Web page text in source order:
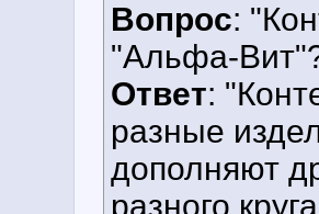
Вопрос:
"Альфа-
Ответ:
разные
дополняют
разного